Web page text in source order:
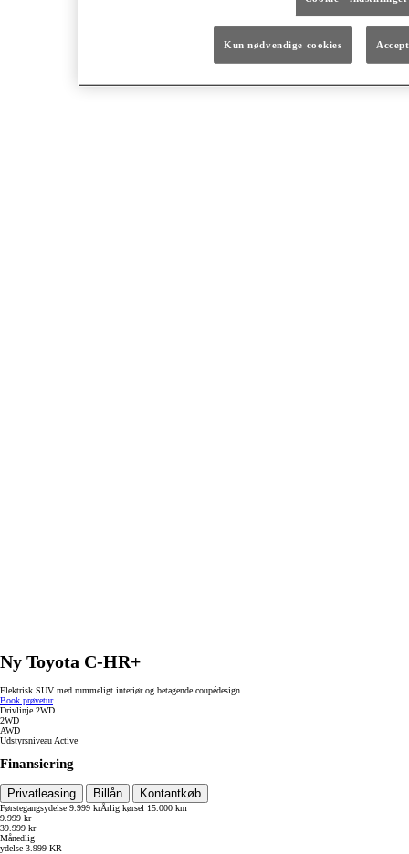
Ny Toyota C-HR+
Elektrisk SUV med rummeligt interiør og betagende coupédesign
Book prøvetur
Drivlinje 2WD
2WD
AWD
Udstyrsniveau Active
Finansiering
Privatleasing Billån Kontantkøb
Førstegangsydelse 9.999 kr
9.999 kr
39.999 kr
Årlig kørsel 15.000 km
Månedlig
ydelse 3.999 KR
Kun nødvendige cookies